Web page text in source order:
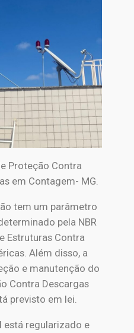
Proteção Contra
em Contagem- MG.
tem um parâmetro
pela NBR
Estruturas Contra
Além disso, a
e manutenção do
Contra Descargas
previsto em lei.
está regularizado e